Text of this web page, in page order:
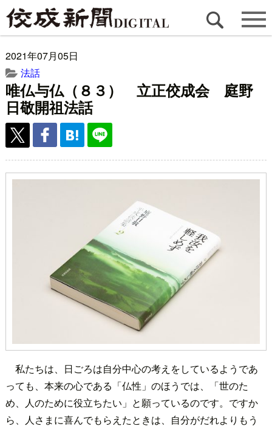
2021年07月05日
法話
唯仏与仏（８３） 立正佼成会 庭野
日敬開祖法話
私たちは、日ごろは自分中心の考えをしているようであ
っても、本来の心である「仏性」のほうでは、「世のた
め、人のために役立ちたい」と願っているのです。ですか
ら、人さまに喜んでもらえたときは、自分がだれよりもう